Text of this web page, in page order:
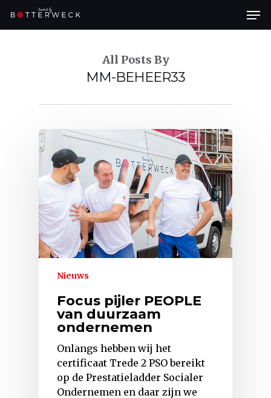
content
All Posts By
MM-BEHEER33
Nieuws
Focus pijler PEOPLE
van duurzaam
ondernemen
Onlangs hebben wij het
certificaat Trede 2 PSO bereikt
op de Prestatieladder Socialer
Ondernemen en daar zijn we